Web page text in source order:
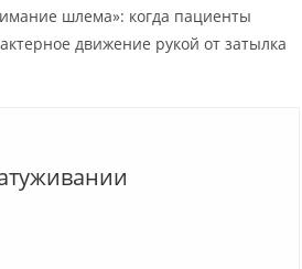
шлема»: когда пациенты
движение рукой от затылка